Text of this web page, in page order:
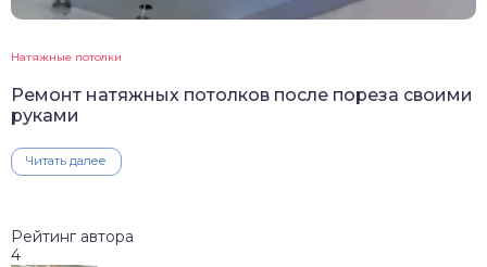
Натяжные потолки
Ремонт натяжных потолков после пореза своими
руками
Читать далее
Рейтинг автора
4